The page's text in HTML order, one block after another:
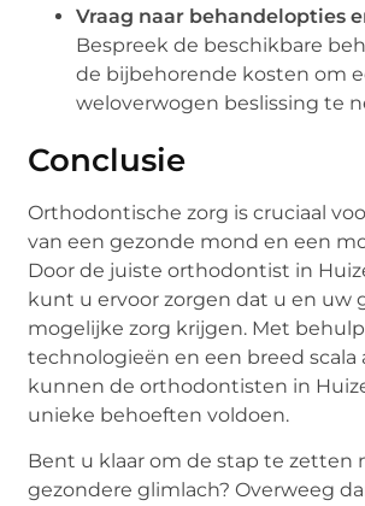
Vraag naar behandelopties
Bespreek de beschikbare
de bijbehorende kosten om
weloverwogen beslissing te
Conclusie
Orthodontische zorg is cruciaal
van een gezonde mond en een
Door de juiste orthodontist in
kunt u ervoor zorgen dat u en uw
mogelijke zorg krijgen. Met
technologieën en een breed scala
kunnen de orthodontisten in
unieke behoeften voldoen.
Bent u klaar om de stap te zetten
gezondere glimlach? Overweeg